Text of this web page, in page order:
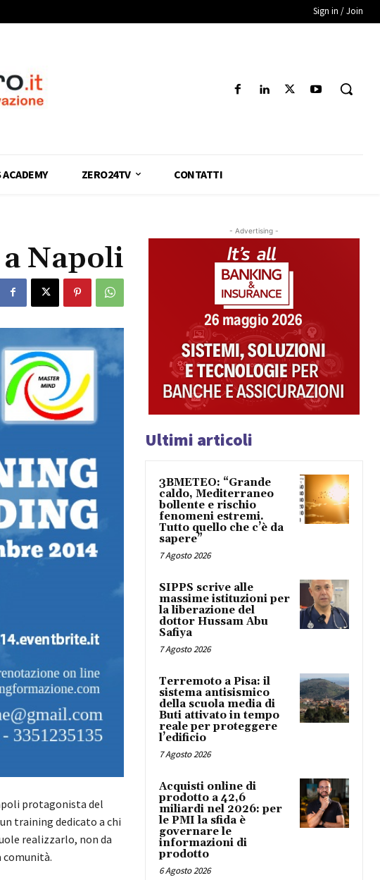
Sign in / Join
ZERO24TV CONTATTI
Napoli
protagonista del
training dedicato a chi
realizzarlo, non da
comunità.
- Advertising -
Ultimi articoli
3BMETEO: “Grande
caldo, Mediterraneo
bollente e rischio
fenomeni estremi.
Tutto quello che c’è da
sapere”
7 Agosto 2026
SIPPS scrive alle
massime istituzioni per
la liberazione del
dottor Hussam Abu
Safiya
7 Agosto 2026
Terremoto a Pisa: il
sistema antisismico
della scuola media di
Buti attivato in tempo
reale per proteggere
l’edificio
7 Agosto 2026
Acquisti online di
prodotto a 42,6
miliardi nel 2026: per
le PMI la sfida è
governare le
informazioni di
prodotto
6 Agosto 2026